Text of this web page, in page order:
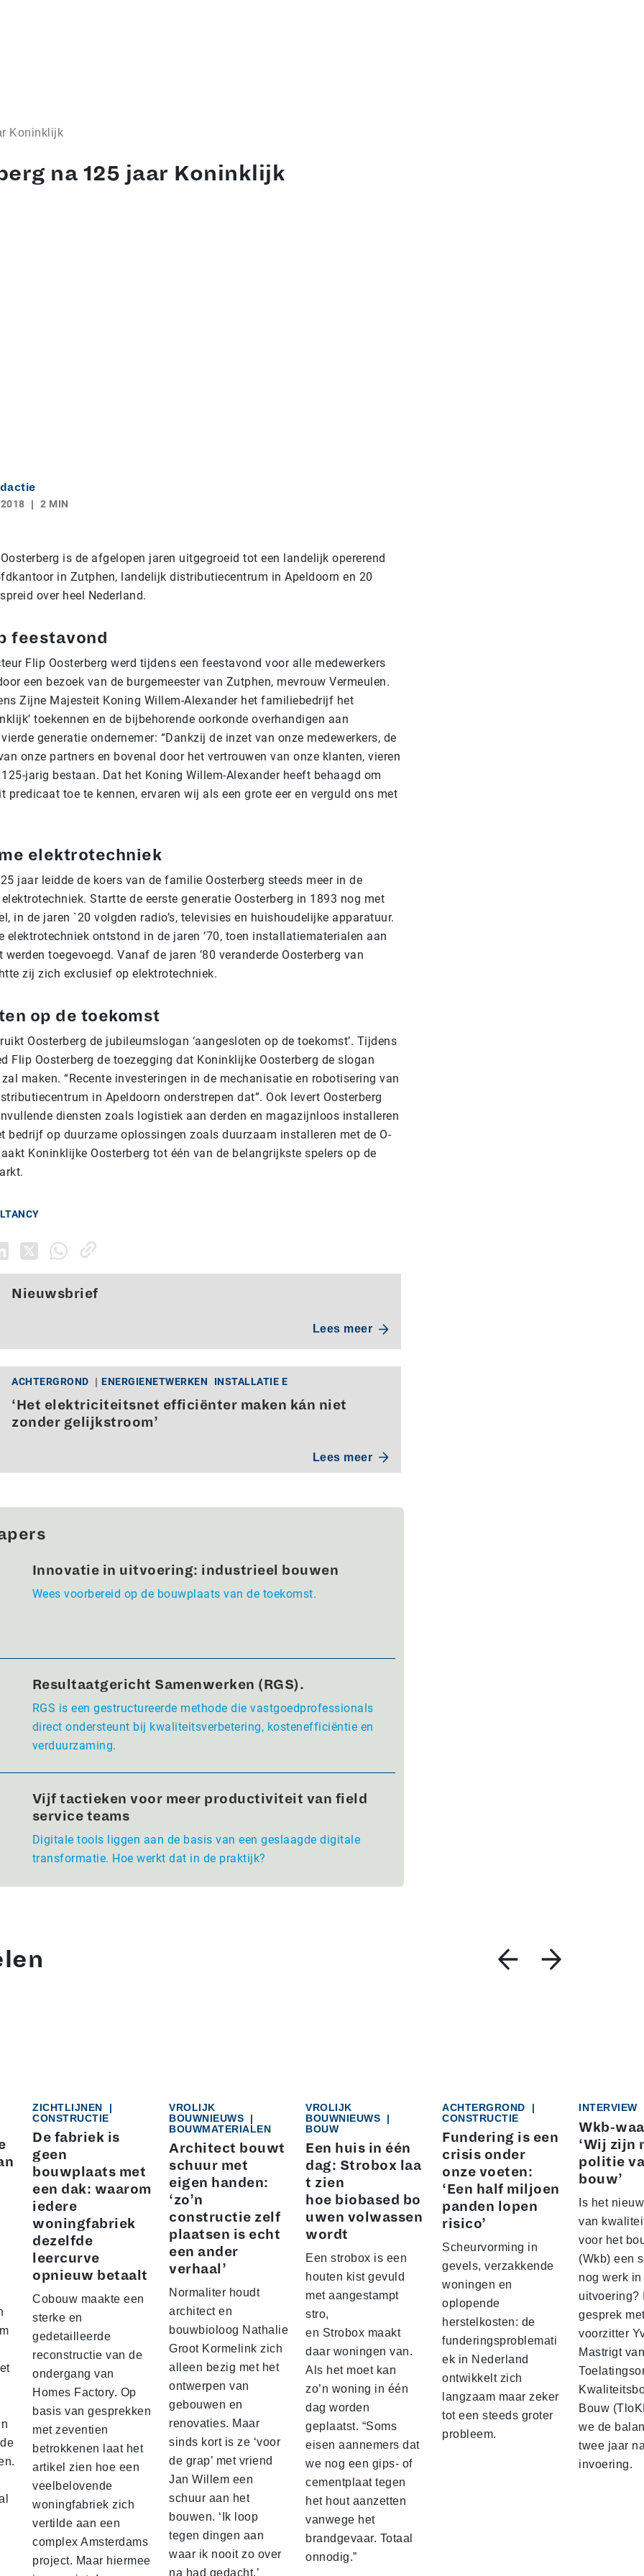
Koninklijk
na 125 jaar Koninklijk
2 MIN
is de afgelopen jaren uitgegroeid tot een landelijk opererend
in Zutphen, landelijk distributiecentrum in Apeldoorn en 20
over heel Nederland.
feestavond
Flip Oosterberg werd tijdens een feestavond voor alle medewerkers
een bezoek van de burgemeester van Zutphen, mevrouw Vermeulen.
Zijne Majesteit Koning Willem-Alexander het familiebedrijf het
toekennen en de bijbehorende oorkonde overhandigen aan
generatie ondernemer: “Dankzij de inzet van onze medewerkers, de
onze partners en bovenal door het vertrouwen van onze klanten, vieren
jarig bestaan. Dat het Koning Willem-Alexander heeft behaagd om
predicaat toe te kennen, ervaren wij als een grote eer en verguld ons met
elektrotechniek
jaar leidde de koers van de familie Oosterberg steeds meer in de
Startte de eerste generatie Oosterberg in 1893 nog met
in de jaren `20 volgden radio’s, televisies en huishoudelijke apparatuur.
elektrotechniek ontstond in de jaren ’70, toen installatiematerialen aan
werden toegevoegd. Vanaf de jaren ’80 veranderde Oosterberg van
zij zich exclusief op elektrotechniek.
op de toekomst
Oosterberg de jubileumslogan ‘aangesloten op de toekomst’. Tijdens
Flip Oosterberg de toezegging dat Koninklijke Oosterberg de slogan
maken. “Recente investeringen in de mechanisatie en robotisering van
in Apeldoorn onderstrepen dat”. Ook levert Oosterberg
diensten zoals logistiek aan derden en magazijnloos installeren
bedrijf op duurzame oplossingen zoals duurzaam installeren met de O-
Koninklijke Oosterberg tot één van de belangrijkste spelers op de
Nieuwsbrief
Lees meer
ACHTERGROND ENERGIENETWERKEN INSTALLATIE E
‘Het elektriciteitsnet efficiënter maken kán niet
zonder gelijkstroom’
Lees meer
Innovatie in uitvoering: industrieel bouwen
Wees voorbereid op de bouwplaats van de toekomst.
Resultaatgericht Samenwerken (RGS).
RGS is een gestructureerde methode die vastgoedprofessionals
direct ondersteunt bij kwaliteitsverbetering, kostenefficiëntie en
verduurzaming.
Vijf tactieken voor meer productiviteit van field
service teams
Digitale tools liggen aan de basis van een geslaagde digitale
transformatie. Hoe werkt dat in de praktijk?
ZICHTLIJNEN
|
CONSTRUCTIE
De fabriek is
geen
bouwplaats met
een dak: waarom
iedere
woningfabriek
dezelfde
leercurve
opnieuw betaalt
Cobouw maakte een
sterke en
gedetailleerde
reconstructie van de
ondergang van
Homes Factory. Op
basis van gesprekken
met zeventien
betrokkenen laat het
artikel zien hoe een
veelbelovende
woningfabriek zich
vertilde aan een
complex Amsterdams
project. Maar hiermee
VROLIJK
BOUWNIEUWS
|
BOUWMATERIALEN
Architect bouwt
schuur met
eigen handen:
‘zo’n
constructie zelf
plaatsen is echt
een ander
verhaal’
Normaliter houdt
architect en
bouwbioloog Nathalie
Groot Kormelink zich
alleen bezig met het
ontwerpen van
gebouwen en
renovaties. Maar
sinds kort is ze ‘voor
de grap’ met vriend
Jan Willem een
schuur aan het
bouwen. ‘Ik loop
tegen dingen aan
waar ik nooit zo over
na had gedacht.’
VROLIJK
BOUWNIEUWS
|
BOUW
Een huis in één
dag: Strobox laa
t zien
hoe biobased bo
uwen volwassen
wordt
Een strobox is een
houten kist gevuld
met aangestampt
stro,
en Strobox maakt
daar woningen van.
Als het moet kan
zo’n woning in één
dag worden
geplaatst. “Soms
eisen aannemers dat
we nog een gips‑ of
cementplaat tegen
het hout aanzetten
vanwege het
brandgevaar. Totaal
onnodig.”
ACHTERGROND
|
CONSTRUCTIE
Fundering is een
crisis onder
onze voeten:
‘Een half miljoen
panden lopen
risico’
Scheurvorming in
gevels, verzakkende
woningen en
oplopende
herstelkosten: de
funderingsproblemati
ek in Nederland
ontwikkelt zich
langzaam maar zeker
tot een steeds groter
probleem.
INTERVIEW
Wkb-
‘Wij zijn
politie
bouw’
Is het
van
voor het
(Wkb) een
nog werk in
uitvoering?
gesprek
voorzitter
Mastrigt
Bouw
we de
twee jaar
invoering.